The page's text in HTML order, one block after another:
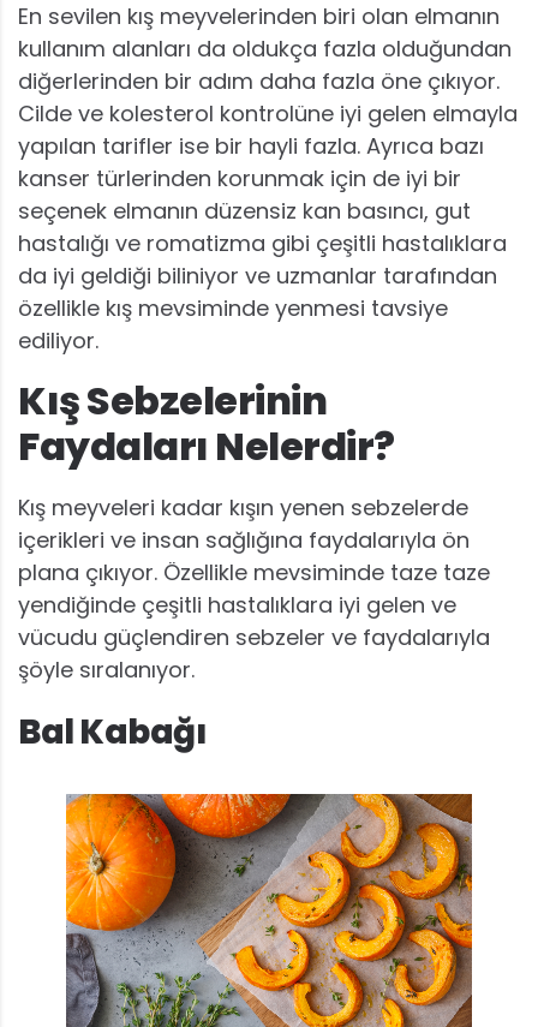
En sevilen kış meyvelerinden biri olan elmanın
kullanım alanları da oldukça fazla olduğundan
diğerlerinden bir adım daha fazla öne çıkıyor.
Cilde ve kolesterol kontrolüne iyi gelen elmayla
yapılan tarifler ise bir hayli fazla. Ayrıca bazı
kanser türlerinden korunmak için de iyi bir
seçenek elmanın düzensiz kan basıncı, gut
hastalığı ve romatizma gibi çeşitli hastalıklara
da iyi geldiği biliniyor ve uzmanlar tarafından
özellikle kış mevsiminde yenmesi tavsiye
ediliyor.
Kış Sebzelerinin
Faydaları Nelerdir?
Kış meyveleri kadar kışın yenen sebzelerde
içerikleri ve insan sağlığına faydalarıyla ön
plana çıkıyor. Özellikle mevsiminde taze taze
yendiğinde çeşitli hastalıklara iyi gelen ve
vücudu güçlendiren sebzeler ve faydalarıyla
şöyle sıralanıyor.
Bal Kabağı